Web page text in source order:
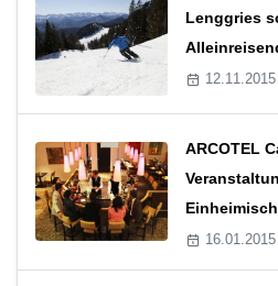
Lenggries
ARCOTEL